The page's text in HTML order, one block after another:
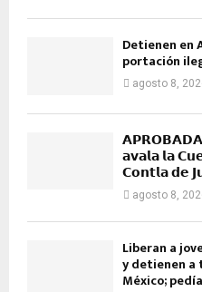
Detienen en
portación
agosto 8,
𝗔𝗣𝗥𝗢𝗕𝗔𝗗𝗔 |
𝗮𝘃𝗮𝗹𝗮 𝗹𝗮
𝗖𝗼𝗻𝘁𝗹𝗮 𝗱𝗲
agosto 8,
Liberan a
y detienen a
México;